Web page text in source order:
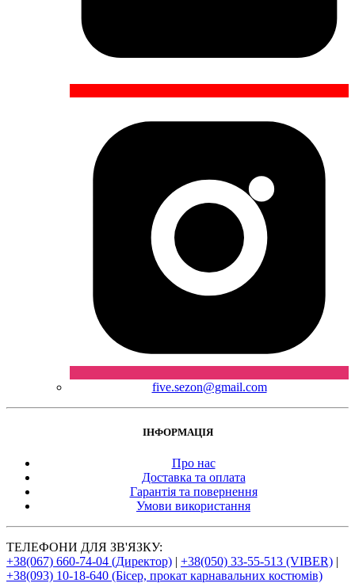
five.sezon@gmail.com
ІНФОРМАЦІЯ
Про нас
Доставка та оплата
Гарантія та повернення
Умови використання
ТЕЛЕФОНИ ДЛЯ ЗВ'ЯЗКУ:
+38(067) 660-74-04 (Директор) | +38(050) 33-55-513 (VIBER) |
+38(093) 10-18-640 (Бісер, прокат карнавальних костюмів)